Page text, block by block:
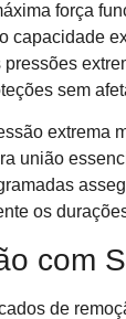
força
capacidade
sem
extrema
união
os
com
de